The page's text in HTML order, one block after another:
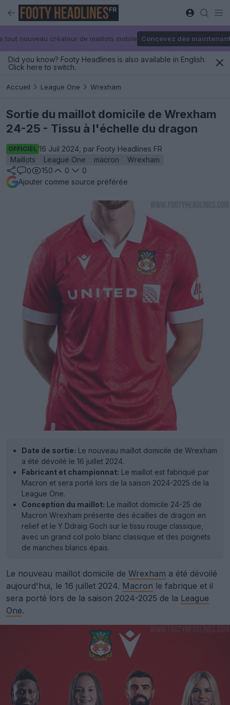
FR
tout nouveau créateur de maillots mobile Concevez dès
Did you know? Footy Headlines is also available in English.
Click here to switch.
Accueil League One Wrexham
Sortie du maillot domicile de Wrexham
24-25 - Tissu à l'échelle du dragon
OFFICIEL 16 Juil 2024, par Footy Headlines FR
Maillots
League One macron
Wrexham
0
150 0
0
Ajouter comme source préférée
Date de sortie: Le nouveau maillot domicile de Wrexham
a été dévoilé le 16 juillet 2024.
Fabricant et championnat: Le maillot est fabriqué par
Macron et sera porté lors de la saison 2024-2025 de la
League One.
Conception du maillot: Le maillot domicile 24-25 de
Macron Wrexham présente des écailles de dragon en
relief et le Y Ddraig Goch sur le tissu rouge classique,
avec un grand col polo blanc classique et des poignets
de manches blancs épais.
Le nouveau maillot domicile de Wrexham a été dévoilé
aujourd'hui, le 16 juillet 2024. Macron le fabrique et il
sera porté lors de la saison 2024-2025 de la League
One.